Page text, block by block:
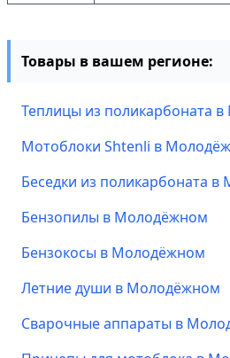
Товары в вашем регионе:
Теплицы из поликарбоната
Мотоблоки Shtenli в
Беседки из поликарбоната
Бензопилы в Молодёжном
Бензокосы в Молодёжном
Летние души в Молодёжном
Сварочные аппараты в